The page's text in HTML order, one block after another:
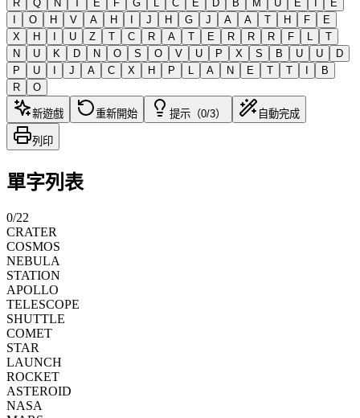
R
Q N T E F G L C E D B M U E I
E
I
O H V A H I J H G J A A T H F
E
X
H I U Z T C R A T E R R R F L
T
N
U K D N O S O V U P X S B U U
D
P
U I J A C X H P L A N E T T I
B
R
O
新遊戲 重新開始 提示（0/3） 自動完成
列印
單字列表
0/22
CRATER
COSMOS
NEBULA
STATION
APOLLO
TELESCOPE
SHUTTLE
COMET
STAR
LAUNCH
ROCKET
ASTEROID
NASA